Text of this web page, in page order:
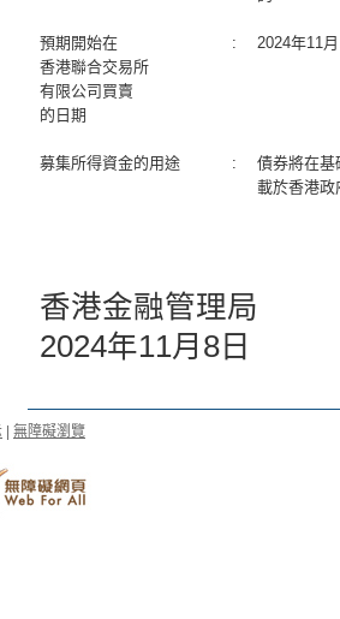
預期開始在
香港聯合交易所
有限公司買賣
的日期
: 2024年11
募集所得資金的用途 :
債券將在基
載於香港政
香港金融管理局
2024年11月8日
無障礙瀏覽